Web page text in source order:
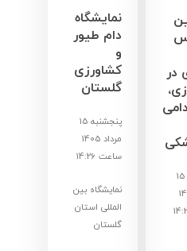
در
پنجشنبه 15
نمایشگاه
دام طیور
و
کشاورزی
گلستان
پنجشنبه 15
مرداد 1405
ساعت 14:26
نمایشگاه بین
المللی استان
گلستان